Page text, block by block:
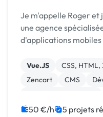
Je m'appelle Roger et
une agence
d'applications
Vue.JS CSS, HTML,
Zencart
CMS
Landing page
50 €/h 5 projets